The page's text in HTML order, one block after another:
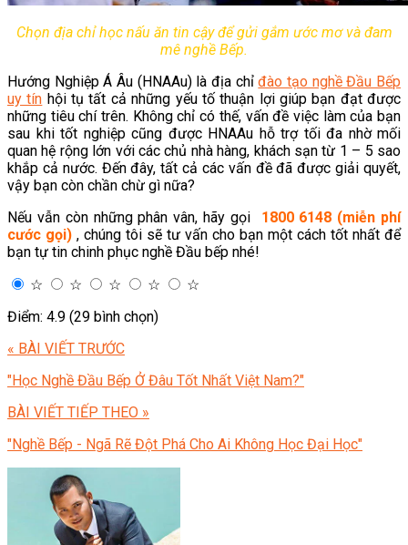
Chọn địa chỉ học nấu ăn tin cậy để gửi gắm ước mơ và đam
mê nghề Bếp.
Hướng Nghiệp Á Âu (HNAAu) là địa chỉđào tạo nghề Đầu Bếp
uy tín hội tụ tất cả những yếu tố thuận lợi giúp bạn đạt được
những tiêu chí trên. Không chỉ có thế, vấn đề việc làm của bạn
sau khi tốt nghiệp cũng được HNAAu hỗ trợ tối đa nhờ mối
quan hệ rộng lớn với các chủ nhà hàng, khách sạn từ 1 – 5 sao
khắp cả nước. Đến đây, tất cả các vấn đề đã được giải quyết,
vậy bạn còn chần chừ gì nữa?
Nếu vẫn còn những phân vân, hãy gọi 1800 6148 (miễn phí
cước gọi) , chúng tôi sẽ tư vấn cho bạn một cách tốt nhất để
bạn tự tin chinh phục nghề Đầu bếp nhé!
☆
☆ ☆ ☆
☆
Điểm: 4.9 (29 bình chọn)
« BÀI VIẾT TRƯỚC
"Học Nghề Đầu Bếp Ở Đâu Tốt Nhất Việt Nam?"
BÀI VIẾT TIẾP THEO »
"Nghề Bếp - Ngã Rẽ Đột Phá Cho Ai Không Học Đại Học"